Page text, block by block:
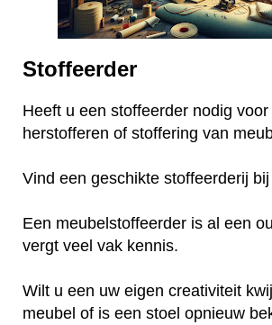
Stoffeerder
Heeft u een stoffeerder nodig voor
herstofferen of stoffering van
Vind een geschikte stoffeerderij
Een meubelstoffeerder is al een
vergt veel vak kennis.
Wilt u een uw eigen creativiteit
meubel of is een stoel opnieuw